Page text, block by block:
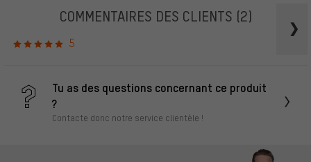
COMMENTAIRES DES CLIENTS (2)
5
Tu as des questions concernant ce produit
?
Contacte donc notre service clientèle !